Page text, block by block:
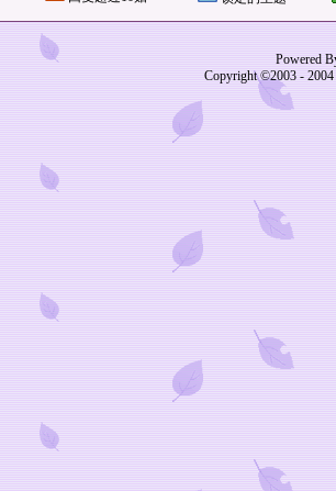
Powered
Copyright ©2003 - 2004